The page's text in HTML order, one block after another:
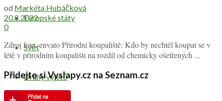
Evropské státy
Svět
Druhy výletů
od Markéta Hubáčková
20.8.2022
0
Zdroj foto. envato Přírodní koupaliště: Kdo by nechtěl koupat se v
létě v přírodním koupališti na rozdíl od chemicky ošetřených ...
Přidejte si Vyslapy.cz na Seznam.cz